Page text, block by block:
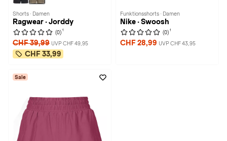
Shorts · Damen
Ragwear · Jorddy
(0) 1
CHF 39,99 UVP CHF 49,95
CHF 33,99
Funktionsshorts · Damen
Nike · Swoosh
(0) 1
CHF 28,99 UVP CHF 43,95
Sale